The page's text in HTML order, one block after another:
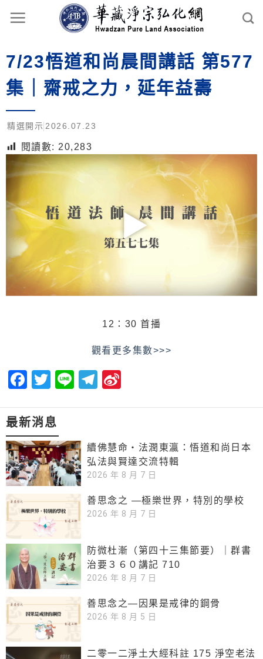
7/23悟道和尚晨間講話 第577
集｜齋戒之力，延年益壽
精選開示 2026.07.23
閱讀數: 20,283
12：30 首播
觀看更多集數>>>
Facebook
Twitter
LineTelegram
最新消息
續佛慧命‧法潤東瀛：悟道和尚日本
弘法與賢達交流特輯
2026 年 8 月 7 日
善思念之 —極樂世界，特別的學校
2026 年 8 月 7 日
防微杜漸（第四十三集節要）｜群書
治要３６０講記 710
2026 年 8 月 7 日
善思念之—因果是戒律的鋼骨
2026 年 8 月 5 日
二零一二淨土大經科註 175 淨空老法